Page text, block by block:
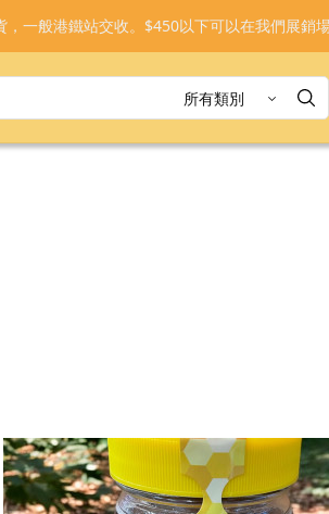
一般港鐵站交收。$450以下可以在我們展銷